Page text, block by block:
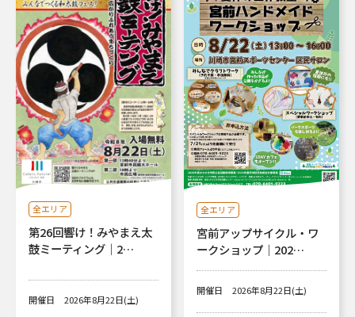
全エリア
第26回響け！みやまえ太
鼓ミーティング｜2…
開催日 2026年8月22日(土)
全エリア
宮前アップサイクル・ワ
ークショップ｜202…
開催日 2026年8月22日(土)